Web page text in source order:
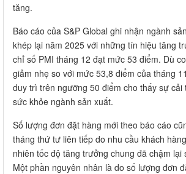
tăng.
Báo cáo của S&P Global ghi nhận ngành
khép lại năm 2025 với những tín hiệu tăng
chỉ số PMI tháng 12 đạt mức 53 điểm. Dù
giảm nhẹ so với mức 53,8 điểm của tháng
duy trì trên ngưỡng 50 điểm cho thấy sự cải
sức khỏe ngành sản xuất.
Số lượng đơn đặt hàng mới theo báo cáo
tháng thứ tư liên tiếp do nhu cầu khách
nhiên tốc độ tăng trưởng chung đã chậm lại
Một phần nguyên nhân là do số lượng đơn